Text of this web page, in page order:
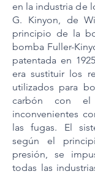
en la industria de
G. Kinyon, de
principio de la
bomba Fuller-
patentada en
era sustituir los
utilizados para
carbón con
inconvenientes
las fugas. El
según el
presión, se
todas las